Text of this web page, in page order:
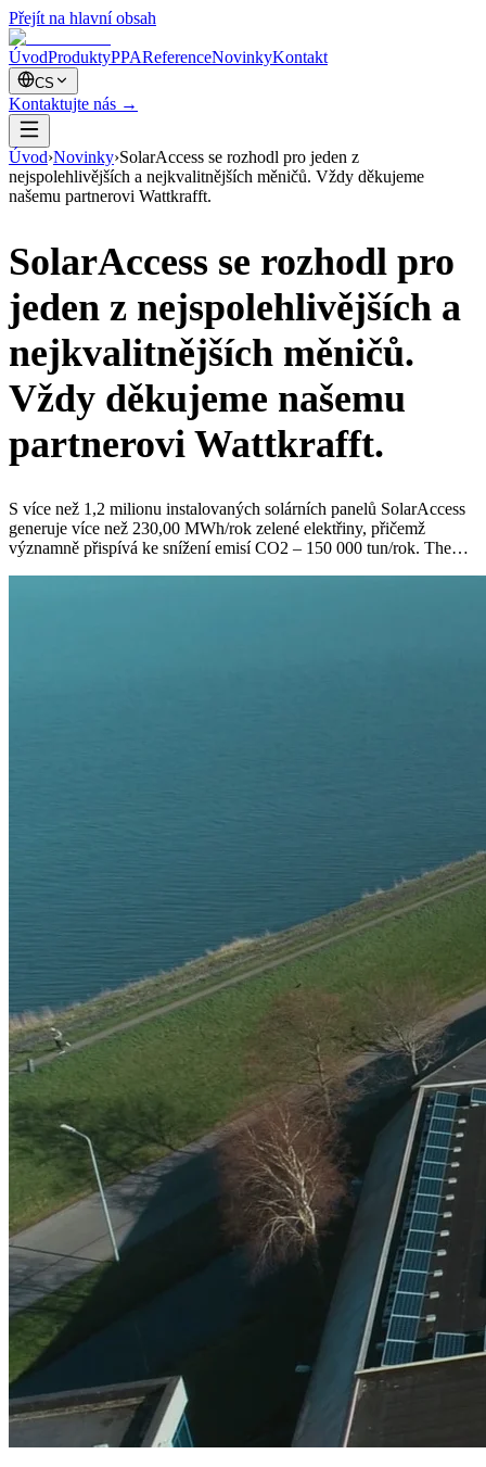
Přejít na hlavní obsah
ÚvodProduktyPPAReferenceNovinkyKontakt
CS
Kontaktujte nás →
Úvod›Novinky›SolarAccess se rozhodl pro jeden z
nejspolehlivějších a nejkvalitnějších měničů. Vždy děkujeme
našemu partnerovi Wattkrafft.
SolarAccess se rozhodl pro
jeden z nejspolehlivějších a
nejkvalitnějších měničů.
Vždy děkujeme našemu
partnerovi Wattkrafft.
S více než 1,2 milionu instalovaných solárních panelů SolarAccess
generuje více než 230,00 MWh/rok zelené elektřiny, přičemž
významně přispívá ke snížení emisí CO2 – 150 000 tun/rok. The…